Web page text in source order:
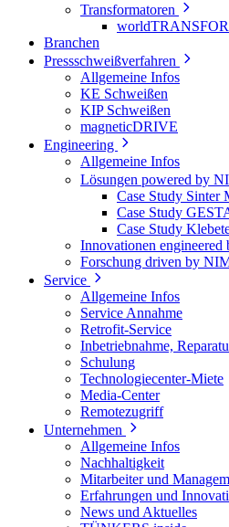
Transformatoren
Branchen
Pressschweißverfahren
Allgemeine Infos
KE Schweißen
KIP Schweißen
magneticDRIVE
Engineering
Allgemeine Infos
Lösungen powered by
Case Study Sinter
Case Study
Case Study
Innovationen
Forschung driven by
Service
Allgemeine Infos
Service Annahme
Retrofit-Service
Inbetriebnahme,
Schulung
Technologiecenter-Miete
Media-Center
Remotezugriff
Unternehmen
Allgemeine Infos
Nachhaltigkeit
Mitarbeiter und
Erfahrungen und
News und Aktuelles